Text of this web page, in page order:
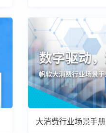
大消费行业场景手册